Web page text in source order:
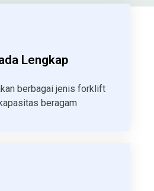
Lengkap
berbagai jenis forklift
beragam